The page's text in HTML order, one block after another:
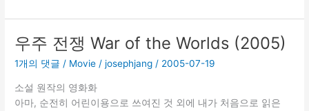
한
자
씨
우주 전쟁 War of the Worlds (2005)
1개의 댓글 / Movie /josephjang / 2005-07-19
소설 원작의 영화화
아마, 순전히 어린이용으로 쓰여진 것 외에 내가 처음으로 읽은